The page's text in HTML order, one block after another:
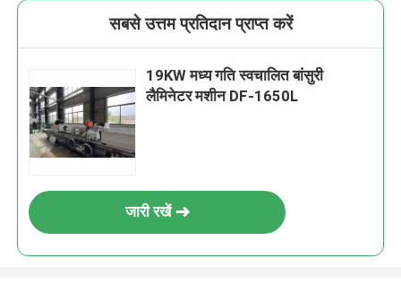
सबसे उत्तम प्रतिदान प्राप्त करें
19KW मध्य गति स्वचालित बांसुरी
लैमिनेटर मशीन DF-1650L
जारी रखें